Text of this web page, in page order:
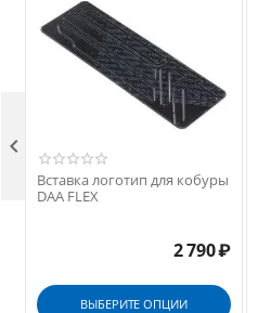
Вставка логотип для кобуры
DAA FLEX
2 790₽
ВЫБЕРИТЕ ОПЦИИ
